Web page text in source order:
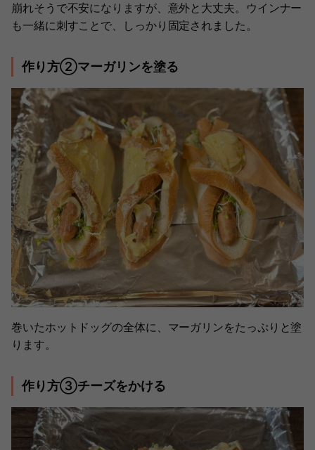
崩れそうで不安になりますが、意外と大丈夫。ウインナー
も一緒に刺すことで、しっかり固定されました。
作り方②マーガリンを塗る
巻いたホットドッグの全体に、マーガリンをたっぷりと塗
ります。
作り方③チーズをかける